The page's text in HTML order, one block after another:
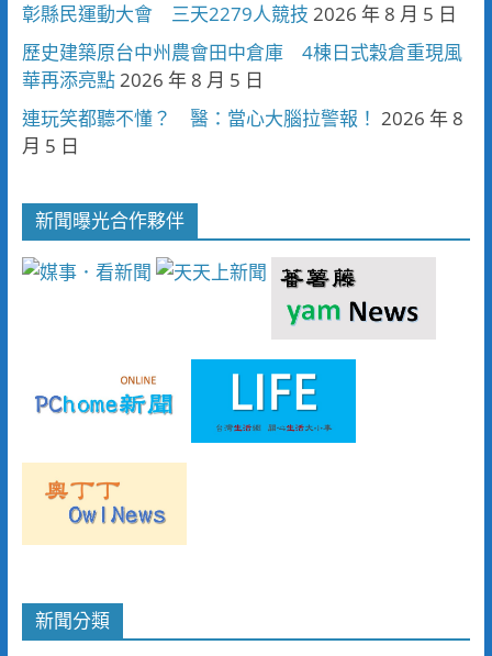
彰縣民運動大會 三天2279人競技 2026 年 8 月 5 日
歷史建築原台中州農會田中倉庫 4棟日式穀倉重現風
華再添亮點2026 年 8 月 5 日
連玩笑都聽不懂？ 醫：當心大腦拉警報！ 2026 年 8
月 5 日
新聞曝光合作夥伴
新聞分類